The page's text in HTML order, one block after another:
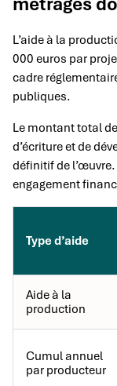
L’aide à la
000 euros par
cadre
publiques.
Le montant total
d’écriture et de
définitif de
engagement
Type d’aide
Aide à la
production
Cumul annuel
par producteur